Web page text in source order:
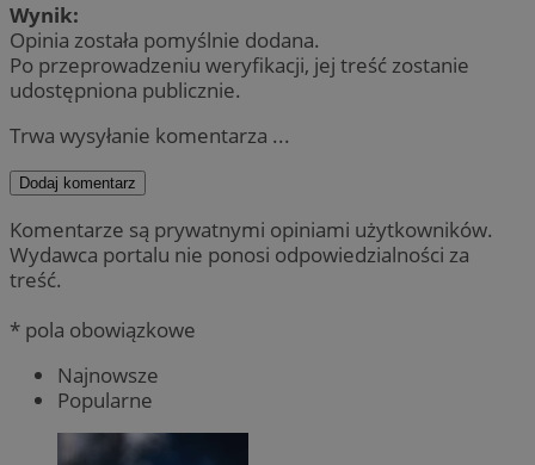
Wynik:
Opinia została pomyślnie dodana.
Po przeprowadzeniu weryfikacji, jej treść zostanie
udostępniona publicznie.
Trwa wysyłanie komentarza ...
Dodaj komentarz
Komentarze są prywatnymi opiniami użytkowników.
Wydawca portalu nie ponosi odpowiedzialności za
treść.
* pola obowiązkowe
Najnowsze
Popularne